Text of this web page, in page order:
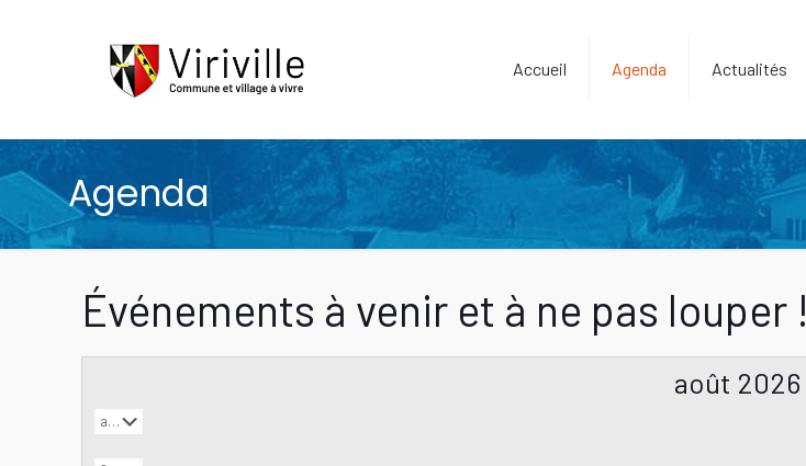
Accueil Agenda Actualités
Agenda
Événements à venir et à ne pas louper !
août 2026